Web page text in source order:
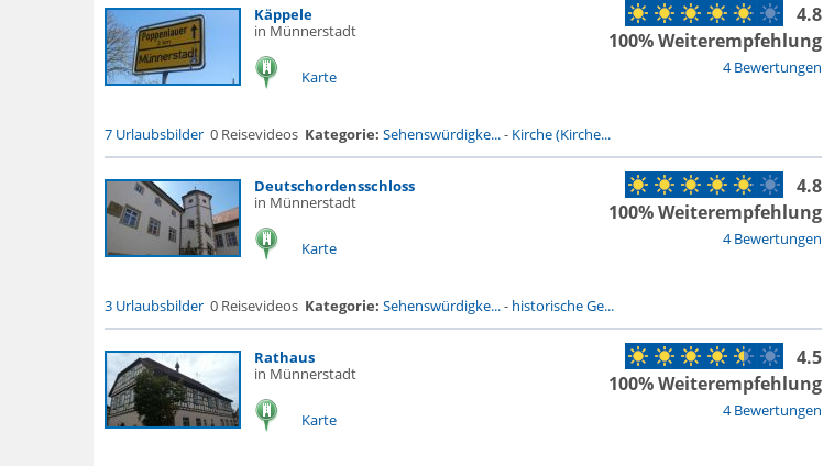
Käppele
in Münnerstadt
Karte 4 Bewertungen
4.8
100% Weiterempfehlung
7 Urlaubsbilder 0 Reisevideos Kategorie: Sehenswürdigke...- Kirche (Kirche...
Deutschordensschloss
in Münnerstadt
Karte 4 Bewertungen
4.8
100% Weiterempfehlung
3 Urlaubsbilder 0 Reisevideos Kategorie: Sehenswürdigke...- historische Ge...
Rathaus
in Münnerstadt
Karte 4 Bewertungen
4.5
100% Weiterempfehlung